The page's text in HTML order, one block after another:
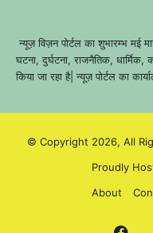
न्यूज़ विज़न पोर्टल का शुभारम्भ मई
घटना, दुर्घटना, राजनैतिक,
किया जा रहा है| न्यूज़ पोर्टल का
© Copyright 2026, All
Proudly
About